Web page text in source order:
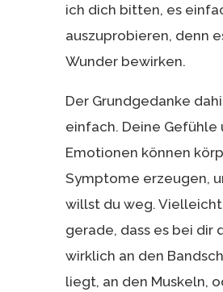
ich dich bitten, es
auszuprobieren, denn
Wunder bewirken.
Der Grundgedanke
einfach. Deine Gefühle
Emotionen können
Symptome erzeugen,
willst du weg.
gerade, dass es bei dir
wirklich an den
liegt, an den Muskeln,